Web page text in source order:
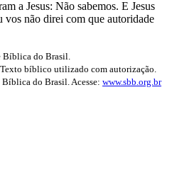
a Jesus: Não sabemos. E Jesus
vos não direi com que autoridade
do Brasil.
bíblico utilizado com autorização.
Bíblica do Brasil. Acesse: www.sbb.org.br